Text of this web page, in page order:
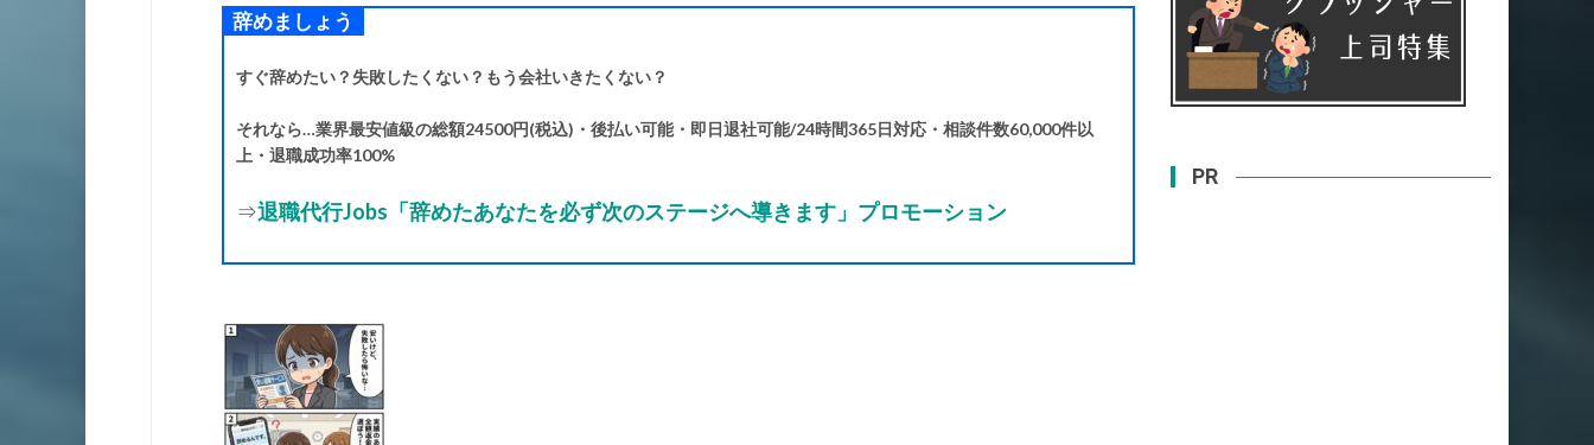
辞めましょう
すぐ辞めたい？失敗したくない？もう会社いきたくない？
それなら…業界最安値級の総額24500円(税込)・後払い可能・即日退社可能/24時間365日対応・相談件数60,000件以
上・退職成功率100%
⇒退職代行Jobs「辞めたあなたを必ず次のステージへ導きます」プロモーション
PR